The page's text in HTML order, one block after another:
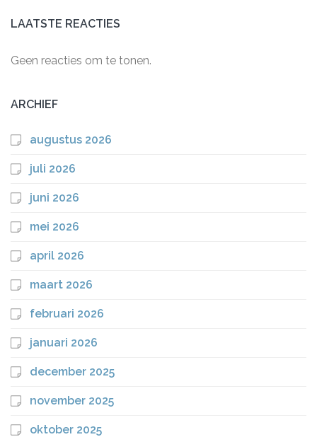
LAATSTE REACTIES
Geen reacties om te tonen.
ARCHIEF
augustus 2026
juli 2026
juni 2026
mei 2026
april 2026
maart 2026
februari 2026
januari 2026
december 2025
november 2025
oktober 2025